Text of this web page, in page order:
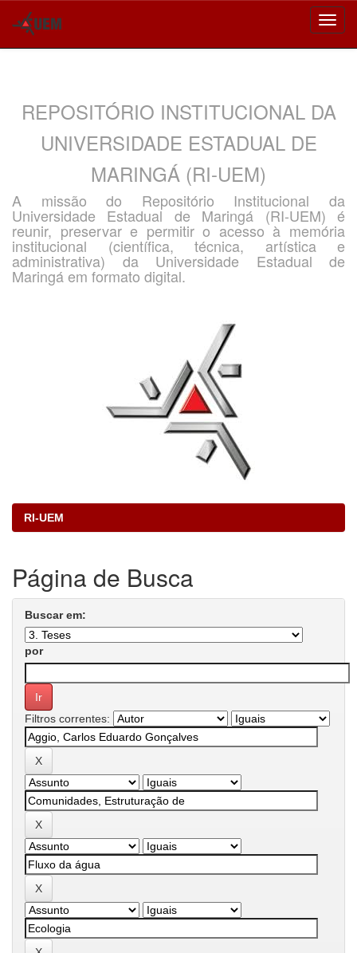
REPOSITÓRIO INSTITUCIONAL DA
UNIVERSIDADE ESTADUAL DE
MARINGÁ (RI-UEM)
A missão do Repositório Institucional da
Universidade Estadual de Maringá (RI-UEM) é
reunir, preservar e permitir o acesso à memória
institucional (científica, técnica, artística e
administrativa) da Universidade Estadual de
Maringá em formato digital.
RI-UEM
Página de Busca
Buscar em:
por
Filtros correntes: